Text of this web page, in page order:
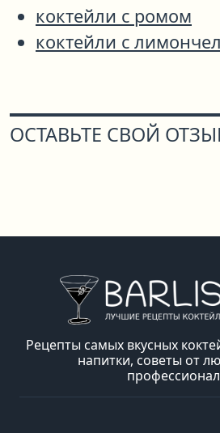
коктейли с ромом
коктейли с
ОСТАВЬТЕ СВОЙ
Рецепты самых вкусных
напитки, советы от